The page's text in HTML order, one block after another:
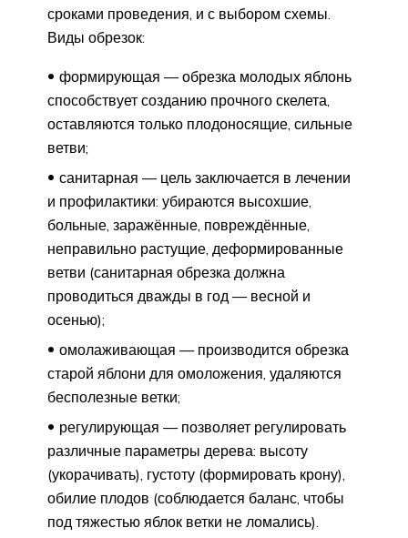
сроками проведения, и с выбором схемы.
Виды обрезок:
формирующая — обрезка молодых яблонь
способствует созданию прочного скелета,
оставляются только плодоносящие, сильные
ветви;
санитарная — цель заключается в лечении
и профилактики: убираются высохшие,
больные, заражённые, повреждённые,
неправильно растущие, деформированные
ветви (санитарная обрезка должна
проводиться дважды в год — весной и
осенью);
омолаживающая — производится обрезка
старой яблони для омоложения, удаляются
бесполезные ветки;
регулирующая — позволяет регулировать
различные параметры дерева: высоту
(укорачивать), густоту (формировать крону),
обилие плодов (соблюдается баланс, чтобы
под тяжестью яблок ветки не ломались).